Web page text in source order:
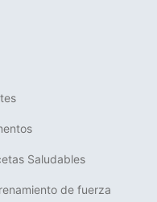
Saludables
de fuerza